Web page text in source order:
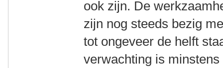
ook zijn. De
zijn nog steeds bezig
tot ongeveer de helft
verwachting is